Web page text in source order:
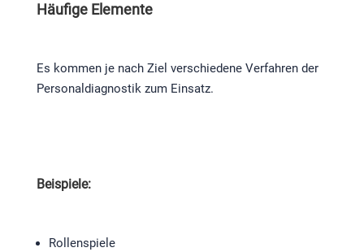
Häufige Elemente
Es kommen je nach Ziel verschiedene Verfahren der
Personaldiagnostik zum Einsatz.
Beispiele:
Rollenspiele